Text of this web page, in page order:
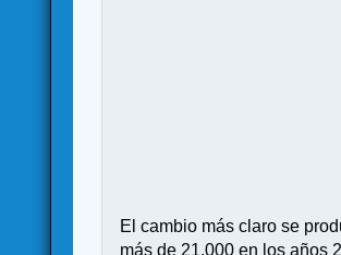
El cambio más claro se
más de 21.000 en los años